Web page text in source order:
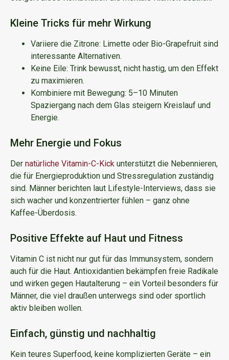
Kleine Tricks für mehr Wirkung
Variiere die Zitrone: Limette oder Bio-Grapefruit sind
interessante Alternativen.
Keine Eile: Trink bewusst, nicht hastig, um den Effekt
zu maximieren.
Kombiniere mit Bewegung: 5–10 Minuten
Spaziergang nach dem Glas steigern Kreislauf und
Energie.
Mehr Energie und Fokus
Der natürliche Vitamin-C-Kick unterstützt die Nebennieren,
die für Energieproduktion und Stressregulation zuständig
sind. Männer berichten laut Lifestyle-Interviews, dass sie
sich wacher und konzentrierter fühlen – ganz ohne
Kaffee-Überdosis.
Positive Effekte auf Haut und Fitness
Vitamin C ist nicht nur gut für das Immunsystem, sondern
auch für die Haut. Antioxidantien bekämpfen freie Radikale
und wirken gegen Hautalterung – ein Vorteil besonders für
Männer, die viel draußen unterwegs sind oder sportlich
aktiv bleiben wollen.
Einfach, günstig und nachhaltig
Kein teures Superfood, keine komplizierten Geräte – ein